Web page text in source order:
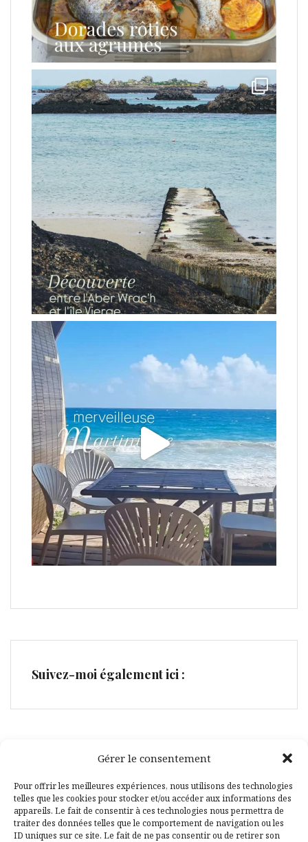
Gérer le consentement
Pour offrir les meilleures expériences, nous utilisons des technologies
telles que les cookies pour stocker et/ou accéder aux informations des
appareils. Le fait de consentir à ces technologies nous permettra de
traiter des données telles que le comportement de navigation ou les
ID uniques sur ce site. Le fait de ne pas consentir ou de retirer son
Suivez-moi également ici :
Facebook
Pinterest